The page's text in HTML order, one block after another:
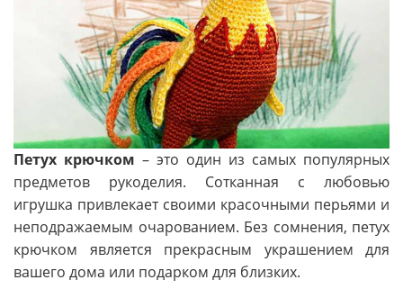
Петух крючком – это один из самых популярных
предметов рукоделия. Сотканная с любовью
игрушка привлекает своими красочными перьями и
неподражаемым очарованием. Без сомнения, петух
крючком является прекрасным украшением для
вашего дома или подарком для близких.